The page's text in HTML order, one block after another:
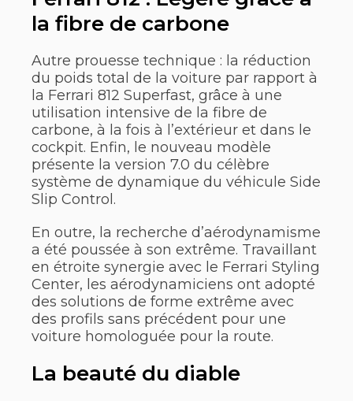
la fibre de carbone
Autre prouesse technique : la réduction
du poids total de la voiture par rapport à
la Ferrari 812 Superfast, grâce à une
utilisation intensive de la fibre de
carbone, à la fois à l’extérieur et dans le
cockpit. Enfin, le nouveau modèle
présente la version 7.0 du célèbre
système de dynamique du véhicule Side
Slip Control.
En outre, la recherche d’aérodynamisme
a été poussée à son extrême. Travaillant
en étroite synergie avec le Ferrari Styling
Center, les aérodynamiciens ont adopté
des solutions de forme extrême avec
des profils sans précédent pour une
voiture homologuée pour la route.
La beauté du diable